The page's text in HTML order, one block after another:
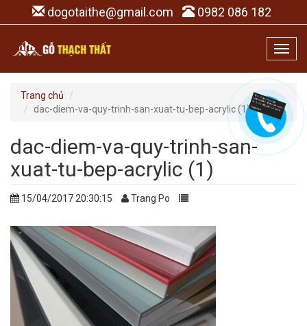
dogotaithe@gmail.com 0982 086 182
Trang chủ
dac-diem-va-quy-trinh-san-xuat-tu-bep-acrylic (1)
dac-diem-va-quy-trinh-san-
xuat-tu-bep-acrylic (1)
15/04/2017 20:30:15 Trang Po